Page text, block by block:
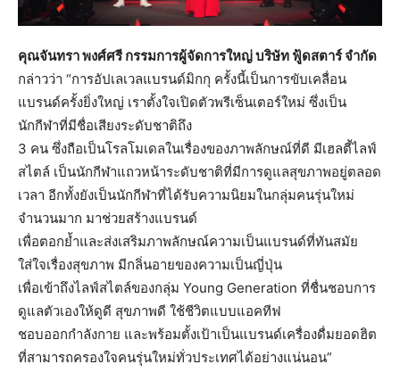
คุณจันทรา พงศ์ศรี กรรมการผู้จัดการใหญ่ บริษัท ฟู้ดสตาร์ จำกัด
กล่าวว่า “การอัปเลเวลแบรนด์มิกกุ ครั้งนี้เป็นการขับเคลื่อน
แบรนด์ครั้งยิ่งใหญ่ เราตั้งใจเปิดตัวพรีเซ็นเตอร์ใหม่ ซึ่งเป็น
นักกีฬาที่มีชื่อเสียงระดับชาติถึง
3 คน ซึ่งถือเป็นโรลโมเดลในเรื่องของภาพลักษณ์ที่ดี มีเฮลตี้ไลฟ์
สไตล์ เป็นนักกีฬาแถวหน้าระดับชาติที่มีการดูแลสุขภาพอยู่ตลอด
เวลา อีกทั้งยังเป็นนักกีฬาที่ได้รับความนิยมในกลุ่มคนรุ่นใหม่
จำนวนมาก มาช่วยสร้างแบรนด์
เพื่อตอกย้ำและส่งเสริมภาพลักษณ์ความเป็นแบรนด์ที่ทันสมัย
ใส่ใจเรื่องสุขภาพ มีกลิ่นอายของความเป็นญี่ปุ่น
เพื่อเข้าถึงไลฟ์สไตล์ของกลุ่ม Young Generation ที่ชื่นชอบการ
ดูแลตัวเองให้ดูดี สุขภาพดี ใช้ชีวิตแบบแอคทีฟ
ชอบออกกำลังกาย และพร้อมตั้งเป้าเป็นแบรนด์เครื่องดื่มยอดฮิต
ที่สามารถครองใจคนรุ่นใหม่ทั่วประเทศได้อย่างแน่นอน”